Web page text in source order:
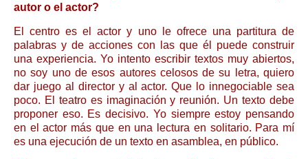
autor o el actor?
El centro es el actor y uno le ofrece una partitura de
palabras y de acciones con las que él puede construir
una experiencia. Yo intento escribir textos muy abiertos,
no soy uno de esos autores celosos de su letra, quiero
dar juego al director y al actor. Que lo innegociable sea
poco. El teatro es imaginación y reunión. Un texto debe
proponer eso. Es decisivo. Yo siempre estoy pensando
en el actor más que en una lectura en solitario. Para mí
es una ejecución de un texto en asamblea, en público.